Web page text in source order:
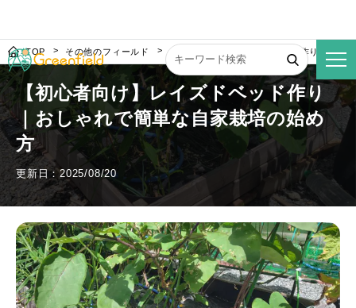
TOP その他のフィールド 【初心者向け】レイズドベッド作り｜おし
【初心者向け】レイズドベッド作り
｜おしゃれで簡単な自家栽培の始め
方
更新日：2025/08/20